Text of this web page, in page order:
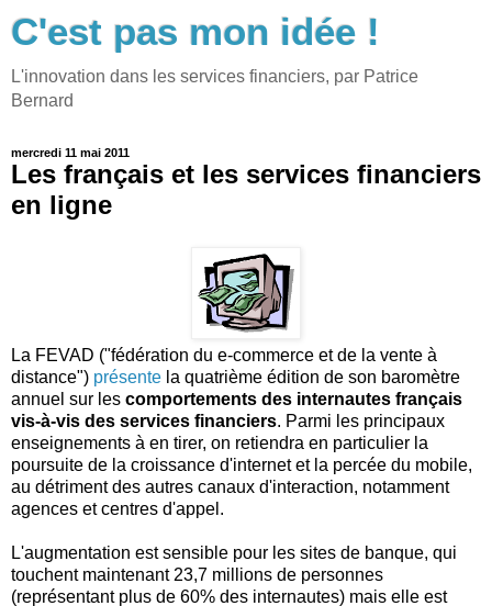
C'est pas mon idée !
L'innovation dans les services financiers, par Patrice
Bernard
mercredi 11 mai 2011
Les français et les services financiers
en ligne
La FEVAD ("fédération du e-commerce et de la vente à
distance") présente la quatrième édition de son baromètre
annuel sur les comportements des internautes français
vis-à-vis des services financiers. Parmi les principaux
enseignements à en tirer, on retiendra en particulier la
poursuite de la croissance d'internet et la percée du mobile,
au détriment des autres canaux d'interaction, notamment
agences et centres d'appel.
L'augmentation est sensible pour les sites de banque, qui
touchent maintenant 23,7 millions de personnes
(représentant plus de 60% des internautes) mais elle est